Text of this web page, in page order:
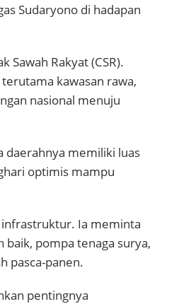
Sudaryono di hadapan
Sawah Rakyat (CSR).
kawasan rawa,
nasional menuju
daerahnya memiliki luas
optimis mampu
infrastruktur. Ia meminta
pompa tenaga surya,
pasca-panen.
pentingnya